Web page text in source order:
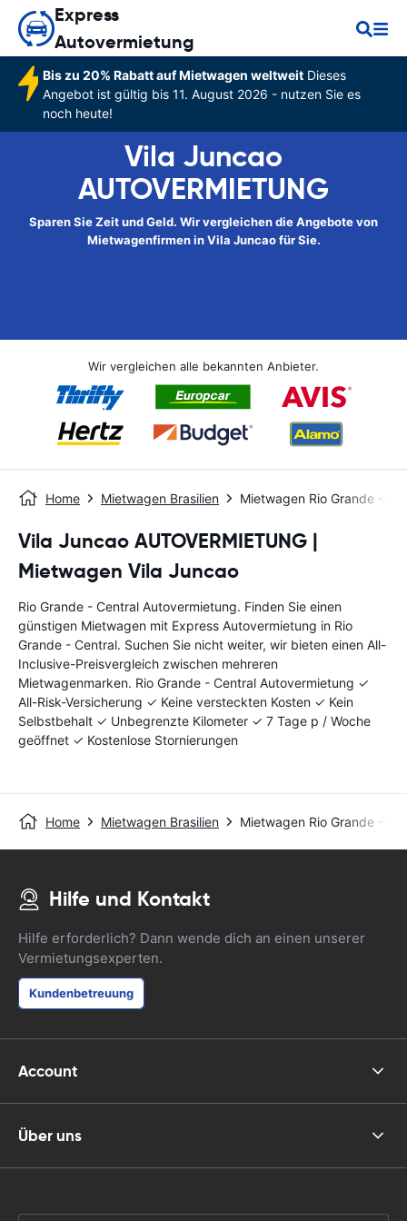
Express
Autovermietung
Bis zu 20% Rabatt auf Mietwagen weltweitDieses
Angebot ist gültig bis 11. August 2026 - nutzen Sie es
noch heute!
Vila Juncao
AUTOVERMIETUNG
Sparen Sie Zeit und Geld. Wir vergleichen die Angebote von
Mietwagenfirmen in Vila Juncao für Sie.
Wir vergleichen alle bekannten Anbieter.
Home Mietwagen Brasilien Mietwagen Rio Grande -
Vila Juncao AUTOVERMIETUNG |
Mietwagen Vila Juncao
Rio Grande - Central Autovermietung. Finden Sie einen
günstigen Mietwagen mit Express Autovermietung in Rio
Grande - Central. Suchen Sie nicht weiter, wir bieten einen All-
Inclusive-Preisvergleich zwischen mehreren
Mietwagenmarken. Rio Grande - Central Autovermietung ✓
All-Risk-Versicherung ✓ Keine versteckten Kosten ✓ Kein
Selbstbehalt ✓ Unbegrenzte Kilometer ✓ 7 Tage p / Woche
geöffnet ✓ Kostenlose Stornierungen
Home Mietwagen Brasilien Mietwagen Rio Grande -
Hilfe und Kontakt
Hilfe erforderlich? Dann wende dich an einen unserer
Vermietungsexperten.
Kundenbetreuung
Account
Über uns